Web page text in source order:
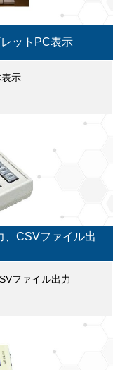
ットPC表示
示
、CSVファイル出
ファイル出力